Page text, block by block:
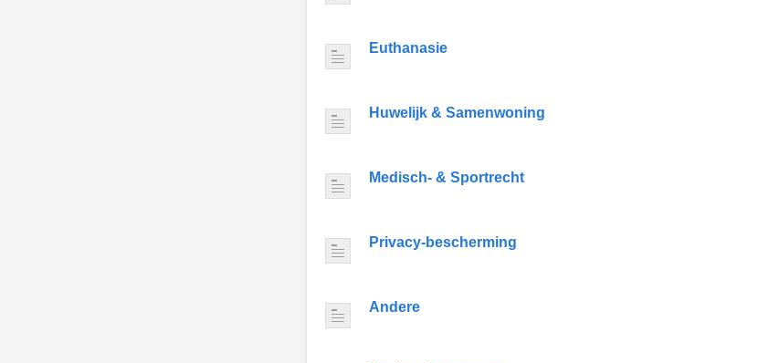
Euthanasie
Huwelijk & Samenwoning
Medisch- & Sportrecht
Privacy-bescherming
Andere